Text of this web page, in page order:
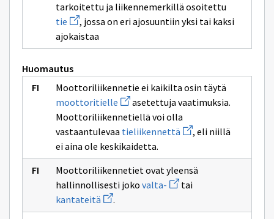
tarkoitettu ja liikennemerkillä osoitettu
tie Avaa
uuden
ikkunan
sivulle
, jossa on eri ajosuuntiin yksi tai kaksi
ajokaistaa
Huomautus
Moottoriliikennetie ei kaikilta osin täytä
moottoritielle Avaa
uuden
ikkunan
sivulle
moottoritielle
asetettuja vaatimuksia.
Moottoriliikennetiellä voi olla
vastaantulevaa tieliikennettä Avaa
uuden
sivulle
tieliikennettä
, eli niillä
ei aina ole keskikaidetta.
Moottoriliikennetiet ovat yleensä
hallinnollisesti joko valta- Avaa
uuden
sivulle
tai
kantateitä Avaa
uuden
ikkunan
.